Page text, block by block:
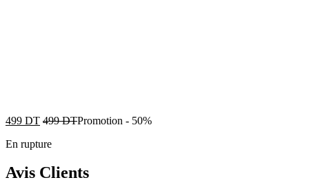
499 DT 499DTPromotion - 50%
En rupture
Avis Clients